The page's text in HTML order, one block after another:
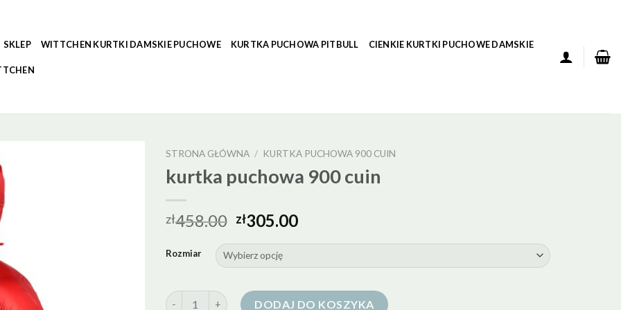
SKLEP WITTCHEN KURTKI DAMSKIE PUCHOWE KURTKA PUCHOWA PITBULL CIENKIE KURTKI PUCHOWE DAMSKIE
STRONA GŁÓWNA / KURTKA PUCHOWA 900 CUIN
kurtka puchowa 900 cuin
zł458.00 zł305.00
Rozmiar
ilość kurtka puchowa 900 cuinDODAJ DO KOSZYKA